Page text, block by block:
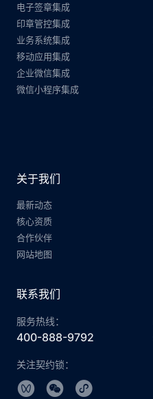
电子签章集成
印章管控集成
业务系统集成
移动应用集成
企业微信集成
微信小程序集成
关于我们
最新动态
核心资质
合作伙伴
网站地图
联系我们
服务热线：
400-888-9792
关注契约锁：